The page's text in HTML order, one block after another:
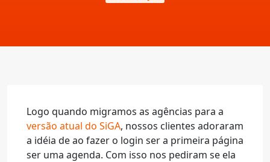
Logo quando migramos as agências para a
versão atual do SiGA, nossos clientes adoraram
a idéia de ao fazer o login ser a primeira página
ser uma agenda. Com isso nos pediram se ela